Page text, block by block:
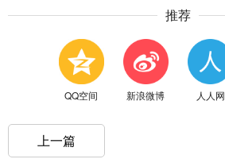
推荐
QQ空间 新浪微博 人人网
上一篇